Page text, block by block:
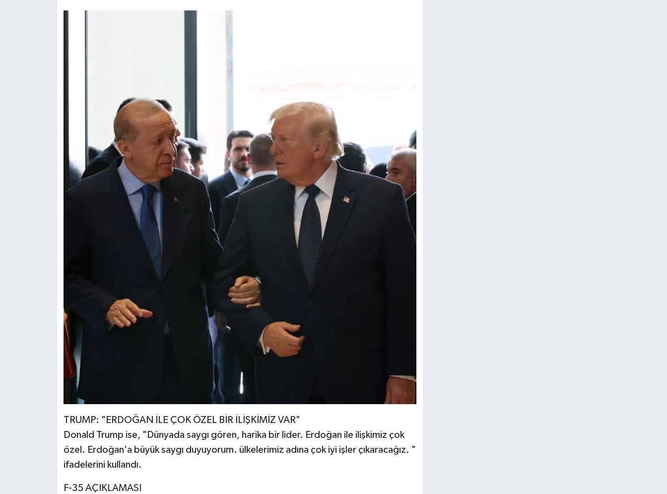
TRUMP: "ERDOĞAN İLE ÇOK ÖZEL BİR İLİŞKİMİZ VAR"
Donald Trump ise, "Dünyada saygı gören, harika bir lider. Erdoğan ile ilişkimiz çok
özel. Erdoğan'a büyük saygı duyuyorum. ülkelerimiz adına çok iyi işler çıkaracağız. "
ifadelerini kullandı.
F-35 AÇIKLAMASI